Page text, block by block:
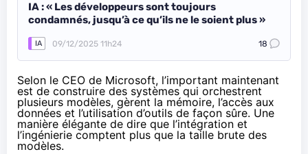
IA : « Les développeurs sont toujours
condamnés, jusqu’à ce qu’ils ne le soient plus »
IA 09/12/2025 11h24 18
Selon le CEO de Microsoft, l’important maintenant
est de construire des systèmes qui orchestrent
plusieurs modèles, gèrent la mémoire, l’accès aux
données et l’utilisation d’outils de façon sûre. Une
manière élégante de dire que l’intégration et
l’ingénierie comptent plus que la taille brute des
modèles.